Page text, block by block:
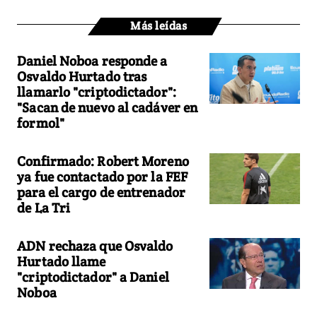
Más leídas
Daniel Noboa responde a
Osvaldo Hurtado tras
llamarlo "criptodictador":
"Sacan de nuevo al cadáver en
formol"
Confirmado: Robert Moreno
ya fue contactado por la FEF
para el cargo de entrenador
de La Tri
ADN rechaza que Osvaldo
Hurtado llame
"criptodictador" a Daniel
Noboa